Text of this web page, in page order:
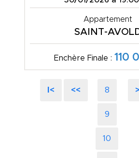
Appartement
SAINT-
Enchère Finale : 110
I< << 8
9
10